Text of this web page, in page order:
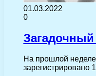
01.03.2022
0
На прошлой
зарегистрировано